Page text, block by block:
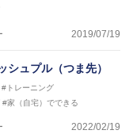
2019/07/19
シュプル（つま先）
#トレーニング
#家（自宅）でできる
2022/02/19